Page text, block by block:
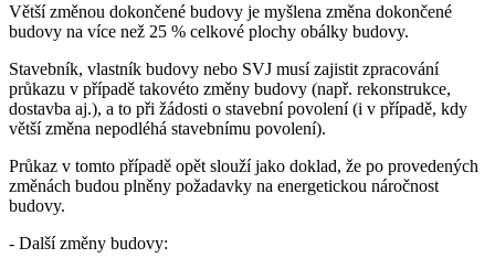
Větší změnou dokončené budovy je myšlena změna dokončené
budovy na více než 25 % celkové plochy obálky budovy.
Stavebník, vlastník budovy nebo SVJ musí zajistit zpracování
průkazu v případě takovéto změny budovy (např. rekonstrukce,
dostavba aj.), a to při žádosti o stavební povolení (i v případě, kdy
větší změna nepodléhá stavebnímu povolení).
Průkaz v tomto případě opět slouží jako doklad, že po provedených
změnách budou plněny požadavky na energetickou náročnost
budovy.
- Další změny budovy: